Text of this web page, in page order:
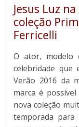
Jesus Luz
coleção
Ferricelli
O ator, modelo
celebridade que
Verão 2016 da
marca é
nova coleção
temporada para